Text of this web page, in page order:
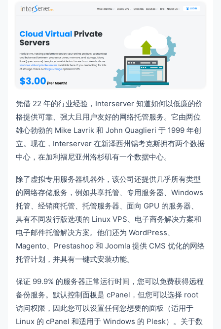
凭借 22 年的行业经验，Interserver 知道如何以低廉的价
格提供可靠、强大且用户友好的网络托管服务。它由两位
雄心勃勃的 Mike Lavrik 和 John Quaglieri 于 1999 年创
立。现在，Interserver 在新泽西州锡考克斯拥有两个数据
中心，在加利福尼亚州洛杉矶有一个数据中心。
除了虚拟专用服务器机器外，该公司还提供几乎所有类型
的网络存储服务，例如共享托管、专用服务器、Windows
托管、经销商托管、托管服务器、面向 GPU 的服务器、
具有不同发行版选项的 Linux VPS、电子商务解决方案和
电子邮件托管解决方案。他们还为 WordPress、
Magento、Prestashop 和 Joomla 提供 CMS 优化的网络
托管计划，并具有一键式安装功能。
保证 99.9% 的服务器正常运行时间，您可以免费获得远程
备份服务。默认控制面板是 cPanel，但您可以选择 root
访问权限，因此您可以设置任何您想要的面板（适用于
Linux 的 cPanel 和适用于 Windows 的 Plesk）。关于数